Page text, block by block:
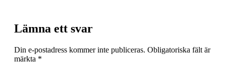
Lämna ett svar
Din e-postadress kommer inte publiceras. Obligatoriska fält är
märkta *